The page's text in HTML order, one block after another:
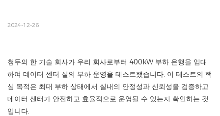
2024-12-26
청두의 한 기술 회사가 우리 회사로부터 400kW 부하 은행을 임대
하여 데이터 센터 실의 부하 운영을 테스트했습니다. 이 테스트의 핵
심 목적은 최대 부하 상태에서 실내의 안정성과 신뢰성을 검증하고
데이터 센터가 안전하고 효율적으로 운영될 수 있는지 확인하는 것
입니다.